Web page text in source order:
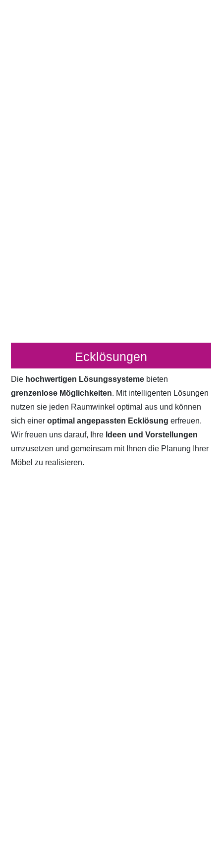
Ecklösungen
Die hochwertigen Lösungssysteme bieten
grenzenlose Möglichkeiten. Mit intelligenten Lösungen
nutzen sie jeden Raumwinkel optimal aus und können
sich eineroptimal angepassten Ecklösung erfreuen.
Wir freuen uns darauf, Ihre Ideen und Vorstellungen
umzusetzen und gemeinsam mit Ihnen die Planung Ihrer
Möbel zu realisieren.